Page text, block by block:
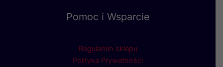
Pomoc i Wsparcie
Regulamin sklepu
Polityka Prywatności